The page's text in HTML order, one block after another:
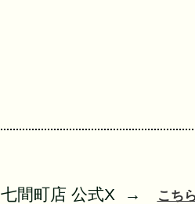
七間町店 公式X → こちら